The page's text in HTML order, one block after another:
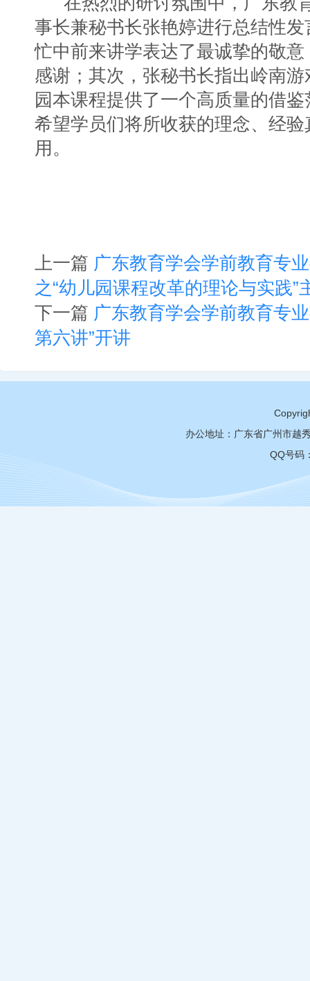
事长兼秘书长张艳婷进行总结性
忙中前来讲学表达了最诚挚的敬
感谢；其次，张秘书长指出岭南
园本课程提供了一个高质量的借
希望学员们将所收获的理念、经
用。
上一篇 广东教育学会学前教育专
之“幼儿园课程改革的理论与实践”
下一篇 广东教育学会学前教育专
第六讲”开讲
办公地址：广东省广州市越
QQ号码